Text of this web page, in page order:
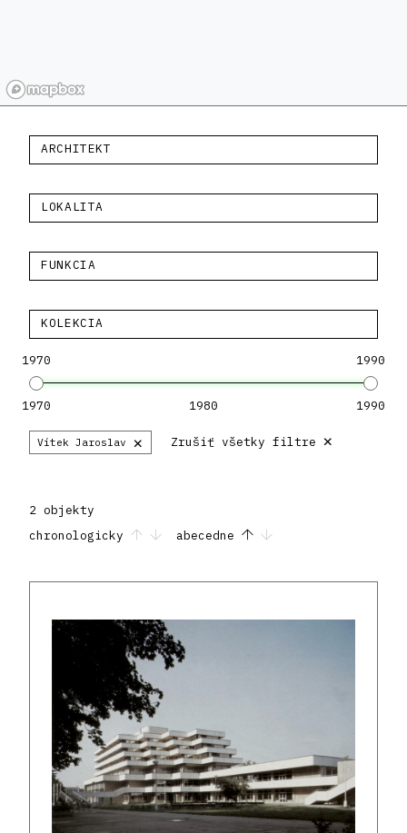
ARCHITEKT
LOKALITA
FUNKCIA
KOLEKCIA
1970 1990
1970 1980 1990
Vítek Jaroslav × Zrušiť všetky filtre ×
2 objekty
chronologicky
abecedne